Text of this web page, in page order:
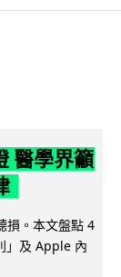
醫學界籲
損。本文盤點 4
」及 Apple 內